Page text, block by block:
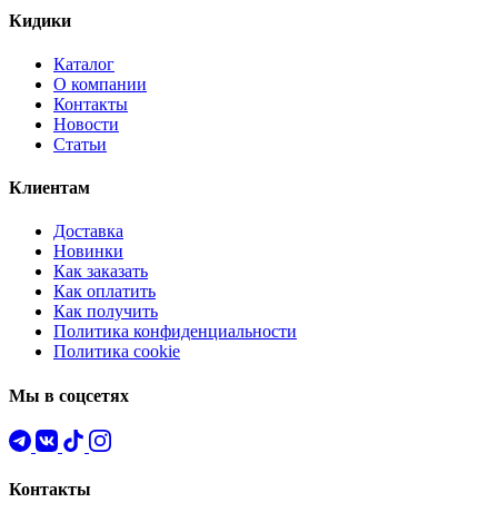
Кидики
Каталог
О компании
Контакты
Новости
Статьи
Клиентам
Доставка
Новинки
Как заказать
Как оплатить
Как получить
Политика конфиденциальности
Политика cookie
Мы в соцсетях
Контакты